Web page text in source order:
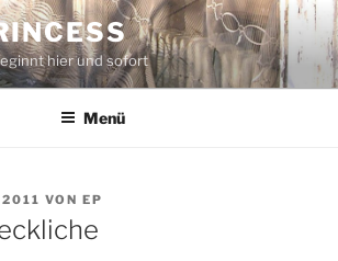
hier und sofort
Menü
VON EP